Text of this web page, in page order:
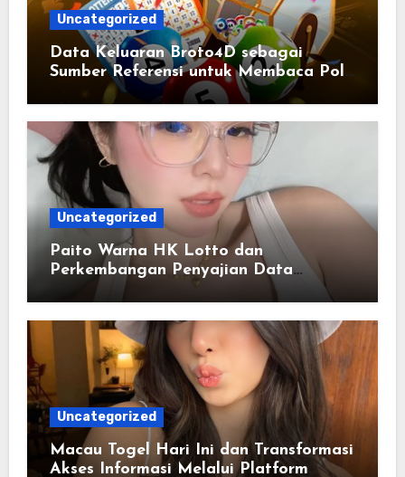
Uncategorized
Data Keluaran Broto4D sebagai
Sumber Referensi untuk Membaca Pola
Statistik
Uncategorized
Paito Warna HK Lotto dan
Perkembangan Penyajian Data
Berbasis Warna
Uncategorized
Macau Togel Hari Ini dan Transformasi
Akses Informasi Melalui Platform